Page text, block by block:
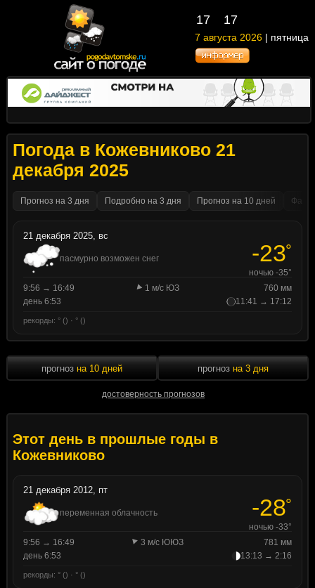
17 17
7 августа 2026 | пятница
Погода в Кожевниково 21
декабря 2025
Прогноз на 3 дня Подробно на 3 дня Прогноз на 10 дней
21 декабря 2025, вс
пасмурно возможен снег -23°
ночью -35°
9:56 → 16:49
1 м/с ЮЗ
760 мм
день 6:53
11:41 → 17:12
рекорды: ° () · ° ()
прогноз на 10 дней
достоверность прогнозов
прогноз на 3 дня
Этот день в прошлые годы в
Кожевниково
21 декабря 2012, пт
переменная облачность -28°
ночью -33°
9:56 → 16:49
3 м/с ЮЮЗ
781 мм
день 6:53
13:13 → 2:16
рекорды: ° () · ° ()